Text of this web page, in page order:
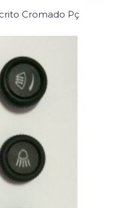
Cromado Pç